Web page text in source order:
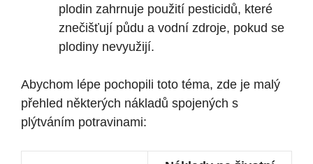
plodin zahrnuje použití pesticidů, které
znečišťují půdu a vodní zdroje, pokud se
plodiny nevyužijí.
Abychom lépe pochopili toto téma, zde je malý
přehled některých nákladů spojených s
plýtváním potravinami: